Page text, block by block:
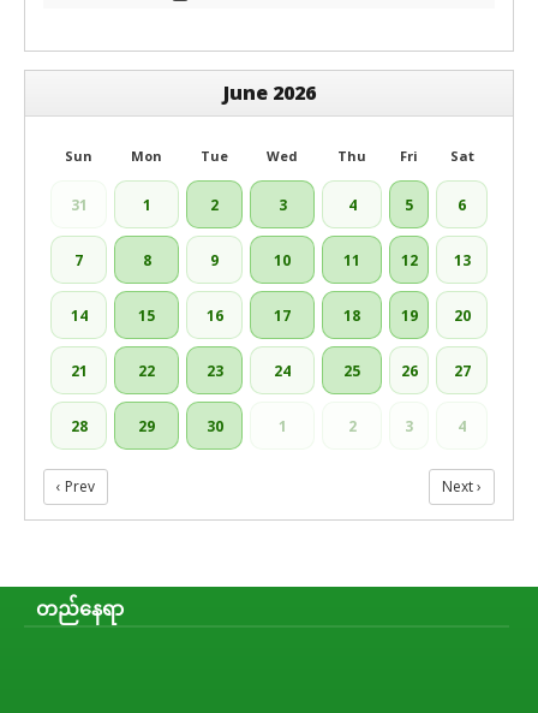
June 2026
Sun Mon Tue Wed Thu Fri Sat
31 1 2 3 4 5 6
7 8 9 10 11 12 13
14 15 16 17 18 19 20
21 22 23 24 25 26 27
28 29 30 1 2 3 4
‹ Prev Next ›
တည်နေရာ